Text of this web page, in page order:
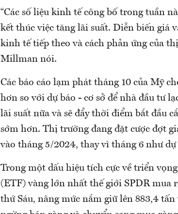
“Các số liệu kinh tế công bố trong tuần
kết thúc việc tăng lãi suất. Diễn biến giá
kinh tế tiếp theo và cách phản ứng của
Millman nói.
Các báo cáo lạm phát tháng 10 của Mỹ
hơn so với dự báo - cơ sở để nhà đầu tư
lãi suất nữa và sẽ đẩy thời điểm bắt đầu
sớm hơn. Thị trường đang đặt cược đợt
vào tháng 5/2024, thay vì tháng 6 như dự
Trong một dấu hiệu tích cực về triển
(ETF) vàng lớn nhất thế giới SPDR mua
thứ Sáu, nâng mức nắm giữ lên 883,4 tấn